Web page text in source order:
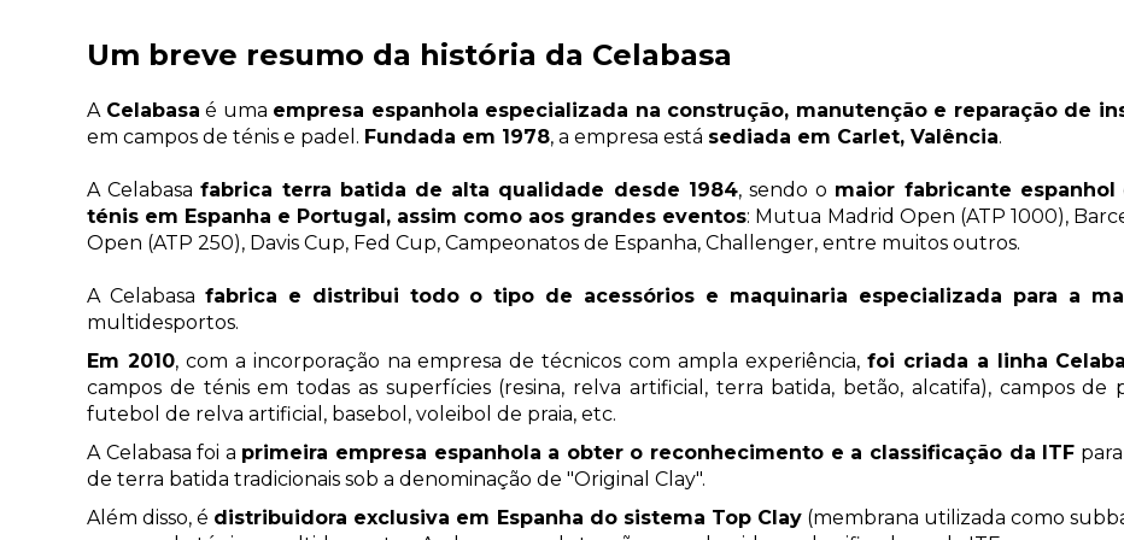
Um breve resumo da história da Celabasa
A Celabasa é uma empresa espanhola especializada na construção, manutenção e reparação de
em campos de ténis e padel. Fundada em 1978, a empresa está sediada em Carlet, Valência.
A Celabasafabrica terra batida de alta qualidade desde 1984, sendo o maior fabricante espanhol
ténis em Espanha e Portugal, assim como aos grandes eventos: Mutua Madrid Open (ATP 1000),
Open (ATP 250), Davis Cup, Fed Cup, Campeonatos de Espanha, Challenger, entre muitos outros.
A Celabasa fabrica e distribui todo o tipo de acessórios e maquinaria especializada para a
multidesportos.
Em 2010, com a incorporação na empresa de técnicos com ampla experiência, foi criada a linha
campos de ténis em todas as superfícies (resina, relva artificial, terra batida, betão, alcatifa), campos de
futebol de relva artificial, basebol, voleibol de praia, etc.
A Celabasa foi a primeira empresa espanhola a obter o reconhecimento e a classificação da ITF
de terra batida tradicionais sob a denominação de "Original Clay".
Além disso, é distribuidora exclusiva em Espanha do sistema Top Clay(membrana utilizada como